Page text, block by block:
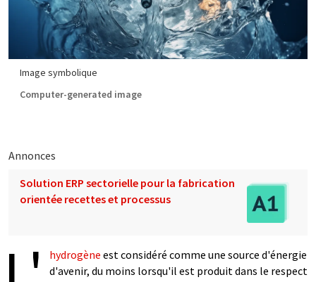
Image symbolique
Computer-generated image
Annonces
Solution ERP sectorielle pour la fabrication
orientée recettes et processus
hydrogène est considéré comme une source d'énergie
d'avenir, du moins lorsqu'il est produit dans le respect